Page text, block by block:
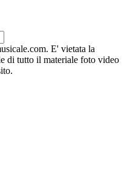
E' vietata la
di tutto il materiale foto video